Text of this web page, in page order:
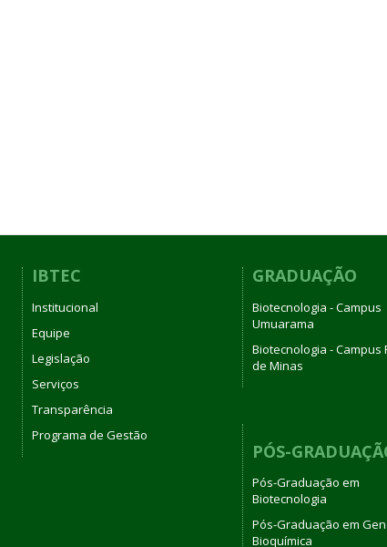
IBTEC
Institucional
Equipe
Legislação
Serviços
Transparência
Programa de Gestão
GRADUAÇÃO
Biotecnologia - Campus
Umuarama
Biotecnologia - Campus
de Minas
PÓS-
Pós-Graduação em
Biotecnologia
Pós-Graduação em
Bioquímica